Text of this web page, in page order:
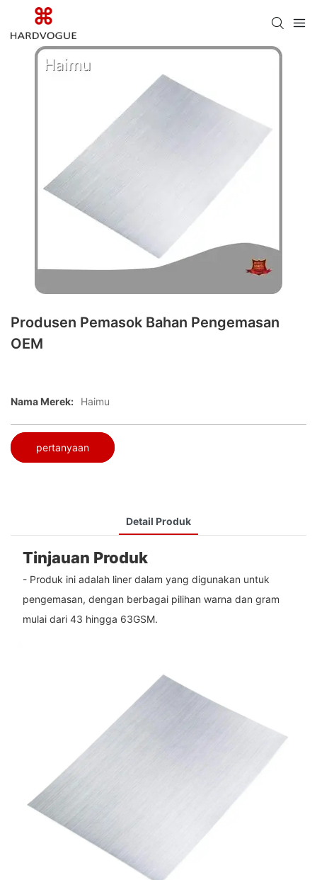
Produsen Pemasok Bahan Pengemasan
OEM
Nama Merek: Haimu
pertanyaan
Detail Produk
Tinjauan Produk
- Produk ini adalah liner dalam yang digunakan untuk
pengemasan, dengan berbagai pilihan warna dan gram
mulai dari 43 hingga 63GSM.